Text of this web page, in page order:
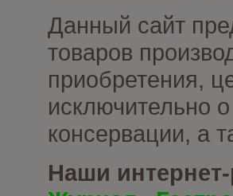
Данный сайт
товаров
приобретения,
исключительно
консервации, а
Наши